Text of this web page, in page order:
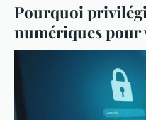
Pourquoi
numériques pour